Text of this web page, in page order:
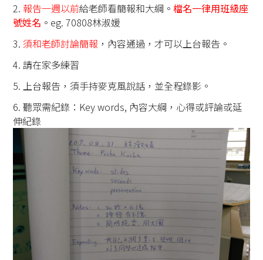
2. 報告一週以前給老師看簡報和大綱 。 檔名一律用班級座
號姓名 。eg. 70808林淑媛
3. 須和老師討論簡報 ，內容通過，才可以上台報告。
4. 請在家多練習
5. 上台報告，須手持麥克風說話，並全程錄影。
6. 聽眾需紀錄：Key words, 內容大綱，心得或評論或延
伸紀錄